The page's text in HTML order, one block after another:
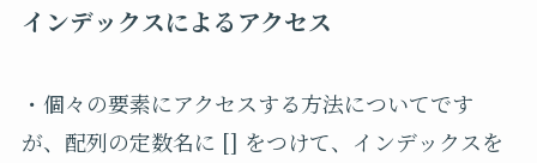
インデックスによるアクセス
・個々の要素にアクセスする方法についてです
が、配列の定数名に [] をつけて、インデックスを